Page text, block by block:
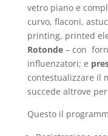
vetro piano e
curvo, flaconi,
printing, printed
Rotonde– con
influenzatori; e
contestualizzare il
succede altrove
Questo il